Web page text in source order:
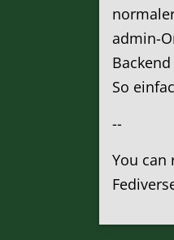
admin-
So
--
You can